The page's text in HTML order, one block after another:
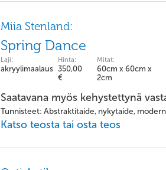
Miia Stenland:
Spring Dance
Laji:
akryylimaalaus
Hinta:
350,00
€
Mitat:
60cm x 60cm x
2cm
Saatavana myös kehystettynä
Tunnisteet: Abstraktitaide, nykytaide,
Katso teosta tai osta teos